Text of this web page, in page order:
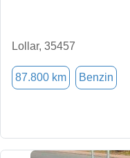
Lollar, 35457
87.800 km Benzin